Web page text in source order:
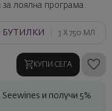
за лоялна програма.
БУТИЛКИ 3 X 750 МЛ
КУПИ СЕГА
и получи 5%